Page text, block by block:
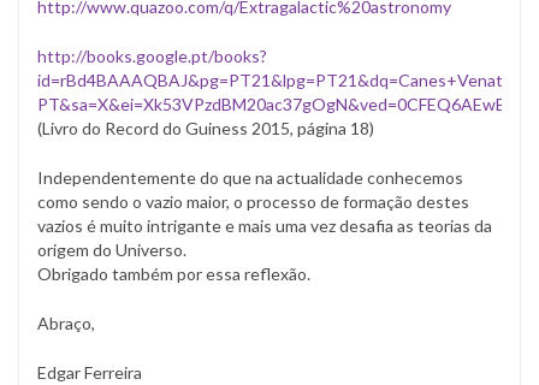
http://www.quazoo.com/q/Extragalactic%20astronomy
http://books.google.pt/books?
(Livro do Record do Guiness 2015, página 18)
Independentemente do que na actualidade conhecemos
como sendo o vazio maior, o processo de formação destes
vazios é muito intrigante e mais uma vez desafia as teorias da
origem do Universo.
Obrigado também por essa reflexão.
Abraço,
Edgar Ferreira